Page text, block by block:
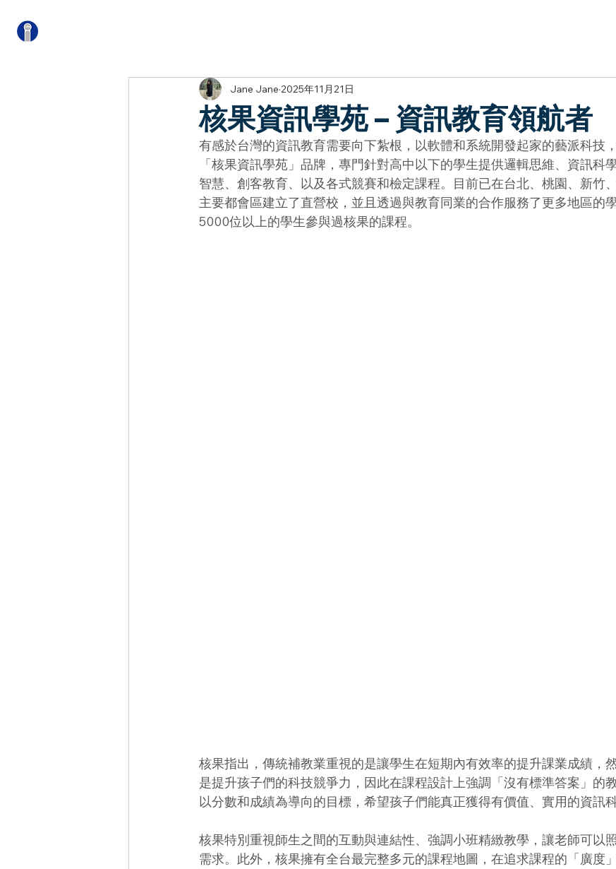
核果資訊學苑 – 資訊教育領航者
Jane Jane 2025年11月21日
有感於台灣的資訊教育需要向下紮根，以軟體和系統開發起家的藝派科技
「核果資訊學苑」品牌，專門針對高中以下的學生提供邏輯思維、資訊科
智慧、創客教育、以及各式競賽和檢定課程。目前已在台北、桃園、新竹
主要都會區建立了直營校，並且透過與教育同業的合作服務了更多地區的
5000位以上的學生參與過核果的課程。
核果指出，傳統補教業重視的是讓學生在短期內有效率的提升課業成績，
是提升孩子們的科技競爭力，因此在課程設計上強調「沒有標準答案」的
以分數和成績為導向的目標，希望孩子們能真正獲得有價值、實用的資訊科
核果特別重視師生之間的互動與連結性、強調小班精緻教學，讓老師可以
需求。此外，核果擁有全台最完整多元的課程地圖，在追求課程的「廣度